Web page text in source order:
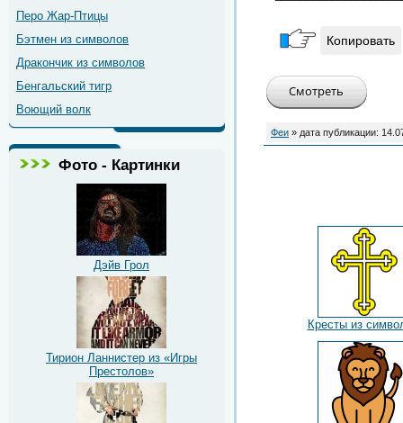
Перо Жар-Птицы
Бэтмен из символов
Дракончик из символов
Бенгальский тигр
Воющий волк
Фото - Картинки
Дэйв Грол
Тирион Ланнистер из «Игры
Престолов»
Копировать
Феи » дата публикации:
Кресты из